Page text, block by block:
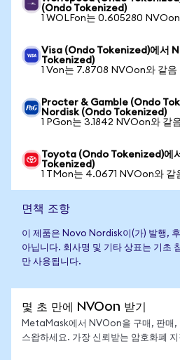
(Ondo Tokenized)
1 WOLFon는 0.605280
Visa (Ondo Tokenized)에서
Tokenized)
1 Von는 7.8708 NVOon와 같음
Procter & Gamble (Ondo
Nordisk (Ondo Tokenized)
1 PGon는 3.1842 NVOon와 같
Toyota (Ondo Tokenized)에
Tokenized)
1 TMon는 4.0671 NVOon와 같
면책 조항
이 제품은 Novo Nordisk이(가) 발행,
아닙니다. 회사명 및 기타 상표는 기초
만 사용됩니다.
몇 초 만에 NVOon 받기
MetaMask에서 NVOon을 구매, 판매,
스왑하세요. 가장 신뢰받는 암호화폐 지